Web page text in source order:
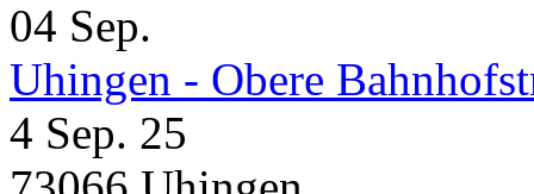
04 Sep.
Uhingen - Obere
4 Sep. 25